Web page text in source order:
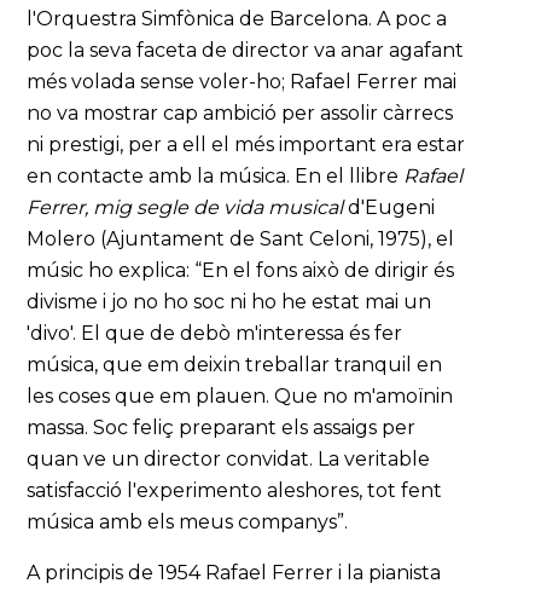
l'Orquestra Simfònica de Barcelona. A poc a
poc la seva faceta de director va anar agafant
més volada sense voler-ho; Rafael Ferrer mai
no va mostrar cap ambició per assolir càrrecs
ni prestigi, per a ell el més important era estar
en contacte amb la música. En el llibre Rafael
Ferrer, mig segle de vida musicald'Eugeni
Molero (Ajuntament de Sant Celoni, 1975), el
músic ho explica: “En el fons això de dirigir és
divisme i jo no ho soc ni ho he estat mai un
'divo'. El que de debò m'interessa és fer
música, que em deixin treballar tranquil en
les coses que em plauen. Que no m'amoïnin
massa. Soc feliç preparant els assaigs per
quan ve un director convidat. La veritable
satisfacció l'experimento aleshores, tot fent
música amb els meus companys”.
A principis de 1954 Rafael Ferrer i la pianista